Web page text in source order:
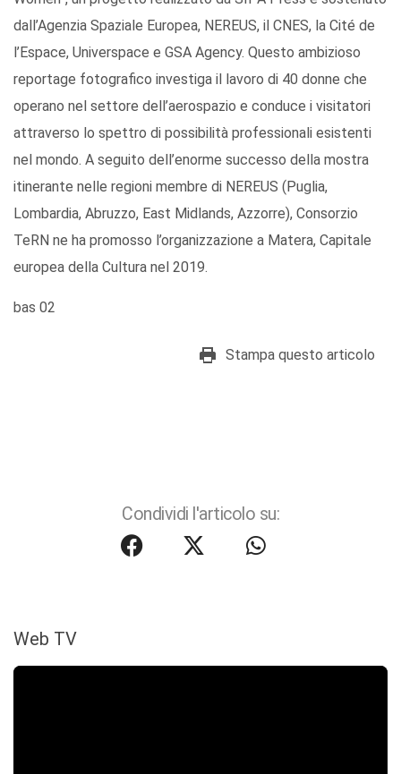
dall’Agenzia Spaziale Europea, NEREUS, il CNES, la Cité de
l’Espace, Universpace e GSA Agency. Questo ambizioso
reportage fotografico investiga il lavoro di 40 donne che
operano nel settore dell’aerospazio e conduce i visitatori
attraverso lo spettro di possibilità professionali esistenti
nel mondo. A seguito dell’enorme successo della mostra
itinerante nelle regioni membre di NEREUS (Puglia,
Lombardia, Abruzzo, East Midlands, Azzorre), Consorzio
TeRN ne ha promosso l’organizzazione a Matera, Capitale
europea della Cultura nel 2019.
bas 02
Stampa questo articolo
Condividi l'articolo su:
Web TV